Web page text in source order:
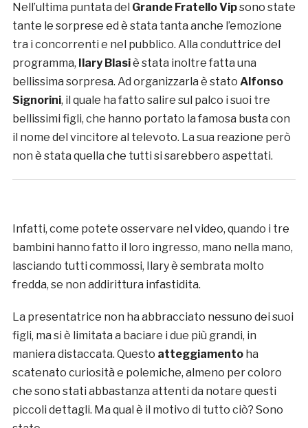
Nell’ultima puntata del Grande Fratello Vipsono state
tante le sorprese ed è stata tanta anche l’emozione
tra i concorrenti e nel pubblico. Alla conduttrice del
programma, Ilary Blasiè stata inoltre fatta una
bellissima sorpresa. Ad organizzarla è stato Alfonso
Signorini, il quale ha fatto salire sul palco i suoi tre
bellissimi figli, che hanno portato la famosa busta con
il nome del vincitore al televoto. La sua reazione però
non è stata quella che tutti si sarebbero aspettati.
Infatti, come potete osservare nel video, quando i tre
bambini hanno fatto il loro ingresso, mano nella mano,
lasciando tutti commossi, Ilary è sembrata molto
fredda, se non addirittura infastidita.
La presentatrice non ha abbracciato nessuno dei suoi
figli, ma si è limitata a baciare i due più grandi, in
maniera distaccata. Questo atteggiamentoha
scatenato curiosità e polemiche, almeno per coloro
che sono stati abbastanza attenti da notare questi
piccoli dettagli. Ma qual è il motivo di tutto ciò? Sono